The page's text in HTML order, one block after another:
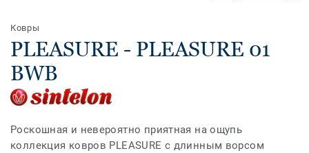
Ковры
PLEASURE - PLEASURE 01
BWB
Роскошная и невероятно приятная на ощупь
коллекция ковров PLEASURE с длинным ворсом